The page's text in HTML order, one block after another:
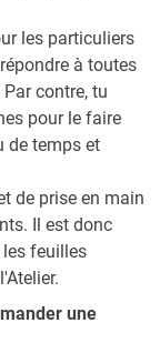
les particuliers
à toutes
contre, tu
pour le faire
de temps et
de prise en main
Il est donc
feuilles
une